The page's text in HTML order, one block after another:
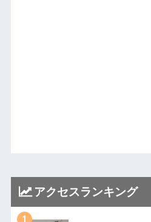
アクセスランキング
1